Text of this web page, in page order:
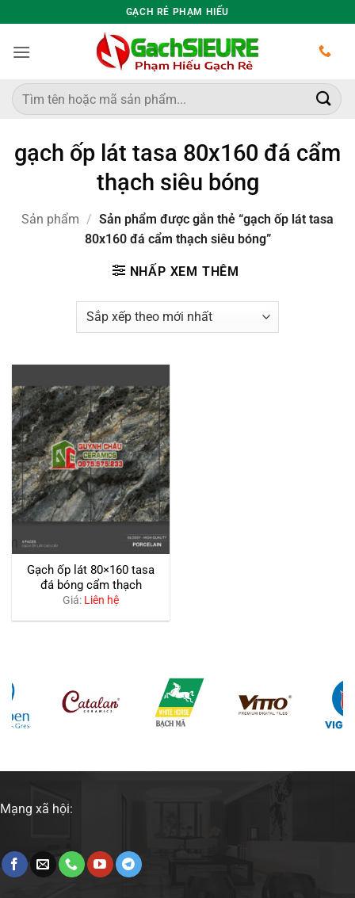
qua
nội
GẠCH RẺ PHẠM HIẾU
Tìm
kiếm:
gạch ốp lát tasa 80x160 đá cẩm
thạch siêu bóng
Sản phẩm / Sản phẩm được gắn thẻ “gạch ốp lát tasa
80x160 đá cẩm thạch siêu bóng”
NHẤP XEM THÊM
Gạch ốp lát 80×160 tasa
đá bóng cẩm thạch
Giá: Liên hệ
Mạng xã hội: